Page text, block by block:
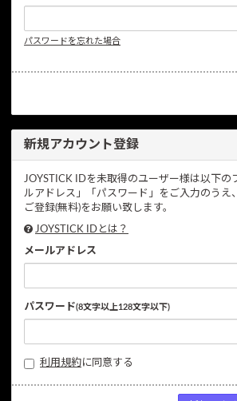
パスワードを忘れた場合
新規アカウント登録
JOYSTICK IDを未取得のユーザー様は以下の
ルアドレス」「パスワード」をご入力のうえ
ご登録(無料)をお願い致します。
JOYSTICK IDとは？
メールアドレス
パスワード(8文字以上128文字以下)
利用規約に同意する